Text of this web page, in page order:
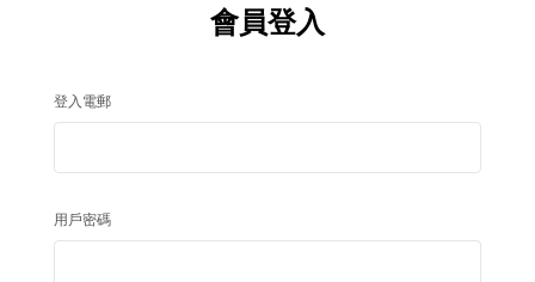
會員登入
登入電郵
用戶密碼